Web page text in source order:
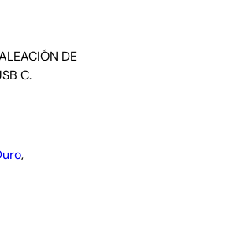
DE
C.